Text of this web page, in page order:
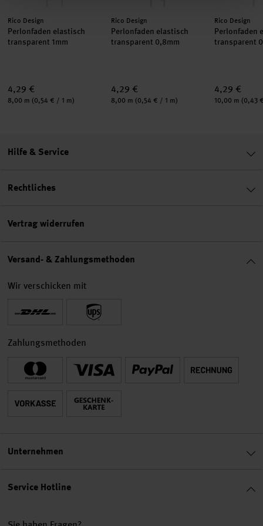
Hersteller:
Rico Design
Perlonfaden elastisch
transparent 1mm
4,29 €
Inhalt:
8,00 m (0,54 € / 1 m)
Hersteller:
Rico Design
Perlonfaden elastisch
transparent 0,8mm
4,29 €
Inhalt:
8,00 m (0,54 € / 1 m)
Hersteller:
Rico Design
Perlonfaden
transparent
4,29 €
Inhalt:
10,00 m (0,43
Service Hotline
Hilfe & Service
Rechtliches
Vertrag widerrufen
Versand- & Zahlungsmethoden
Wir verschicken mit
Zahlungsmethoden
Unternehmen